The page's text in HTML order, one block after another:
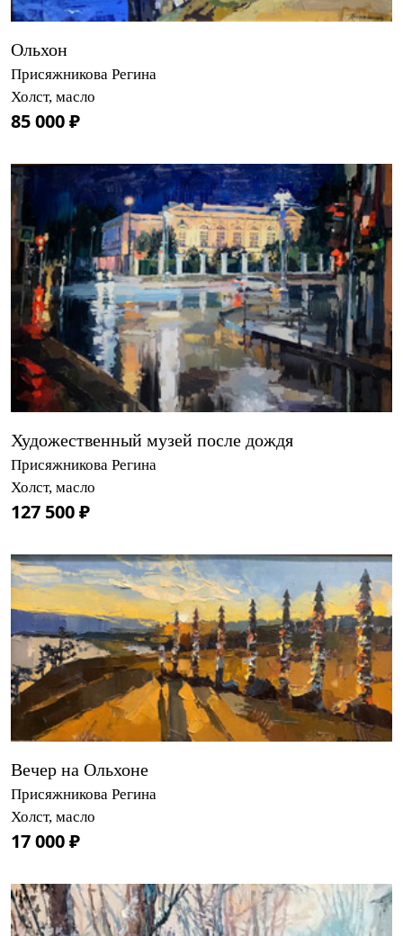
Ольхон
Присяжникова Регина
Холст, масло
85 000 ₽
Художественный музей после дождя
Присяжникова Регина
Холст, масло
127 500 ₽
Вечер на Ольхоне
Присяжникова Регина
Холст, масло
17 000 ₽